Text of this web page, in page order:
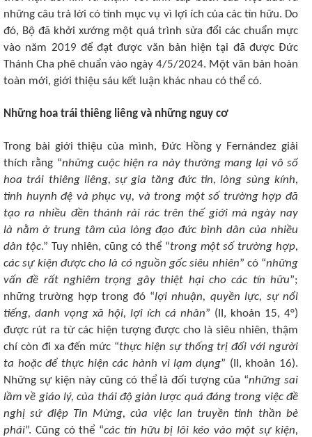
những câu trả lời có tính mục vụ vì lợi ích của các tín hữu. Do
đó, Bộ đã khởi xướng một quá trình sửa đổi các chuẩn mực
vào năm 2019 để đạt được văn bản hiện tại đã được Đức
Thánh Cha phê chuẩn vào ngày 4/5/2024. Một văn bản hoàn
toàn mới, giới thiệu sáu kết luận khác nhau có thể có.
Những hoa trái thiêng liêng và những nguy cơ
Trong bài giới thiệu của mình, Đức Hồng y Fernández giải
thích rằng “những cuộc hiện ra này thường mang lại vô số
hoa trái thiêng liêng, sự gia tăng đức tin, lòng sùng kính,
tình huynh đệ và phục vụ, và trong một số trường hợp đã
tạo ra nhiều đền thánh rải rác trên thế giới mà ngày nay
là nằm ở trung tâm của lòng đạo đức bình dân của nhiều
dân tộc.” Tuy nhiên, cũng có thể “trong một số trường hợp,
các sự kiện được cho là có nguồn gốc siêu nhiên” có “những
vấn đề rất nghiêm trọng gây thiệt hại cho các tín hữu”;
những trường hợp trong đó “lợi nhuận, quyền lực, sự nổi
tiếng, danh vọng xã hội, lợi ích cá nhân” (II, khoản 15, 4°)
được rút ra từ các hiện tượng được cho là siêu nhiên, thậm
chí còn đi xa đến mức “thực hiện sự thống trị đối với người
ta hoặc để thực hiện các hành vi lạm dụng” (II, khoản 16).
Những sự kiện này cũng có thể là đối tượng của “những sai
lầm về giáo lý, của thái độ giản lược quá đáng trong việc đề
nghị sứ điệp Tin Mừng, của việc lan truyền tinh thần bè
phái”. Cũng có thể “các tín hữu bị lôi kéo vào một sự kiện,